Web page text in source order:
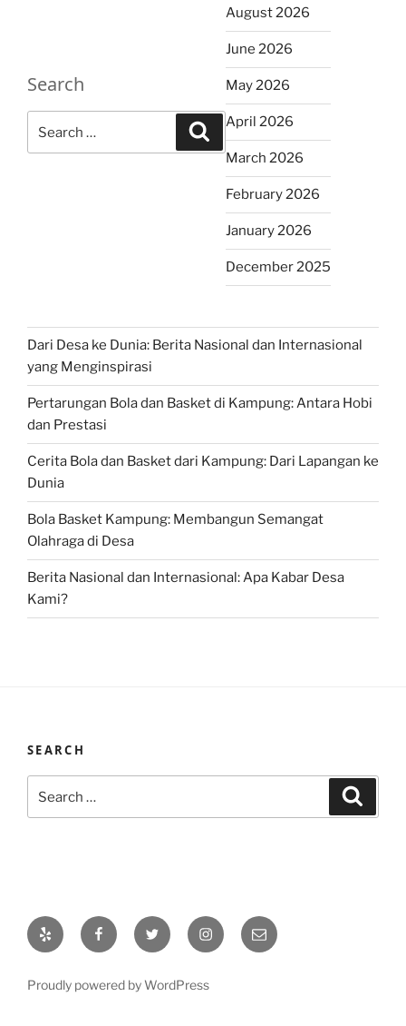
Search
for:
Search
August 2026
June 2026
May 2026
April 2026
March 2026
February 2026
January 2026
December 2025
Dari Desa ke Dunia: Berita Nasional dan Internasional
yang Menginspirasi
Pertarungan Bola dan Basket di Kampung: Antara Hobi
dan Prestasi
Cerita Bola dan Basket dari Kampung: Dari Lapangan ke
Dunia
Bola Basket Kampung: Membangun Semangat
Olahraga di Desa
Berita Nasional dan Internasional: Apa Kabar Desa
Kami?
SEARCH
for:
Yelp FacebookTwitter InstagramEmail
Proudly powered by WordPress